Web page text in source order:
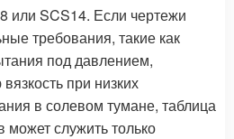
или SCS14. Если чертежи
требования, такие как
под давлением,
при низких
в солевом тумане, таблица
служить только